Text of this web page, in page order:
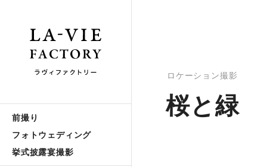
前撮り
フォトウェディング
挙式披露宴撮影
ロケーション撮影
桜と緑